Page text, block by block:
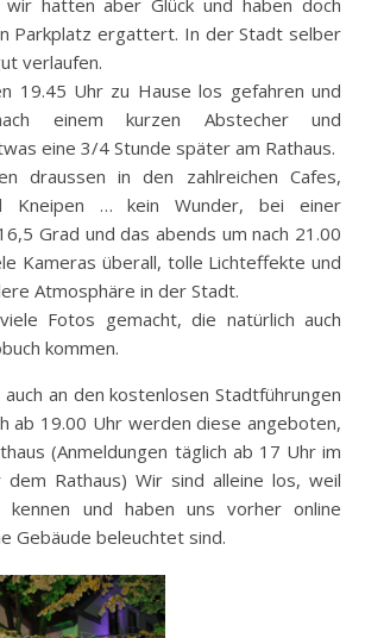
hatten aber Glück und haben doch
Parkplatz ergattert. In der Stadt selber
verlaufen.
19.45 Uhr zu Hause los gefahren und
einem kurzen Abstecher und
eine 3/4 Stunde später am Rathaus.
draussen in den zahlreichen Cafes,
Kneipen … kein Wunder, bei einer
Grad und das abends um nach 21.00
Kameras überall, tolle Lichteffekte und
Atmosphäre in der Stadt.
Fotos gemacht, die natürlich auch
kommen.
an den kostenlosen Stadtführungen
ab 19.00 Uhr werden diese angeboten,
(Anmeldungen täglich ab 17 Uhr im
dem Rathaus) Wir sind alleine los, weil
und haben uns vorher online
Gebäude beleuchtet sind.